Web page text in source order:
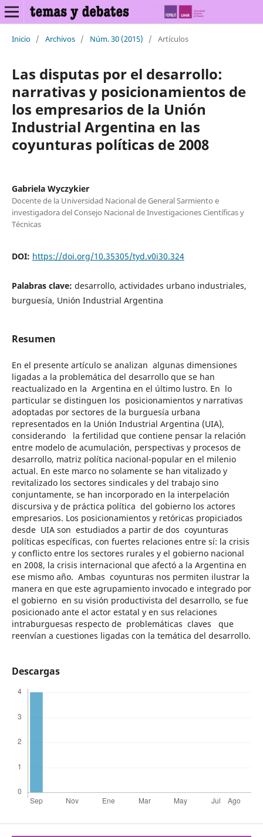
Inicio / Archivos / Núm. 30 (2015) / Artículos
Las disputas por el desarrollo:
narrativas y posicionamientos de
los empresarios de la Unión
Industrial Argentina en las
coyunturas políticas de 2008
Gabriela Wyczykier
Docente de la Universidad Nacional de General Sarmiento e
investigadora del Consejo Nacional de Investigaciones Científicas y
Técnicas
DOI: https://doi.org/10.35305/tyd.v0i30.324
Palabras clave: desarrollo, actividades urbano industriales,
burguesía, Unión Industrial Argentina
Resumen
En el presente artículo se analizan algunas dimensiones
ligadas a la problemática del desarrollo que se han
reactualizado en la Argentina en el último lustro. En lo
particular se distinguen los posicionamientos y narrativas
adoptadas por sectores de la burguesía urbana
representados en la Unión Industrial Argentina (UIA),
considerando la fertilidad que contiene pensar la relación
entre modelo de acumulación, perspectivas y procesos de
desarrollo, matriz política nacional-popular en el milenio
actual. En este marco no solamente se han vitalizado y
revitalizado los sectores sindicales y del trabajo sino
conjuntamente, se han incorporado en la interpelación
discursiva y de práctica política del gobierno los actores
empresarios. Los posicionamientos y retóricas propiciados
desde UIA son estudiados a partir de dos coyunturas
políticas específicas, con fuertes relaciones entre sí: la crisis
y conflicto entre los sectores rurales y el gobierno nacional
en 2008, la crisis internacional que afectó a la Argentina en
ese mismo año. Ambas coyunturas nos permiten ilustrar la
manera en que este agrupamiento invocado e integrado por
el gobierno en su visión productivista del desarrollo, se fue
posicionado ante el actor estatal y en sus relaciones
intraburguesas respecto de problemáticas claves que
reenvían a cuestiones ligadas con la temática del desarrollo.
Descargas